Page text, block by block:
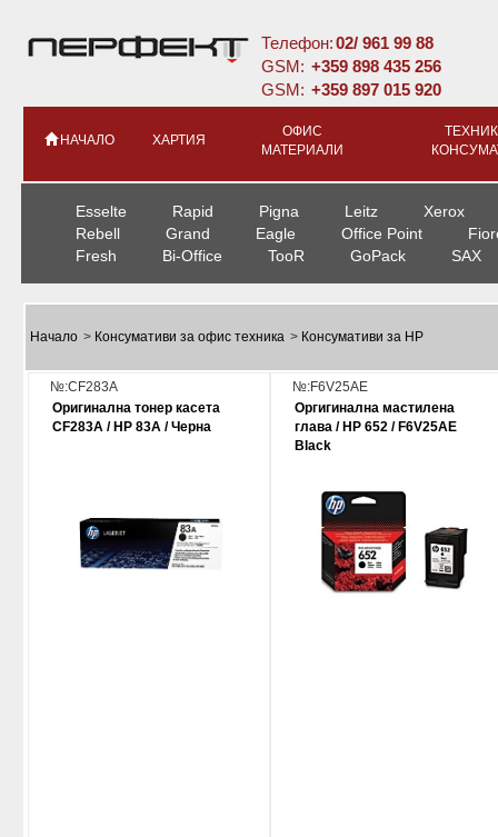
Телефон:02/ 961 99 88
GSM: +359 898 435 256
GSM: +359 897 015 920
НАЧАЛО ХАРТИЯ
ОФИС
МАТЕРИАЛИ
Esselte Rapid Pigna Leitz
Xerox
Rebell
Grand Eagle Office Point
Fresh
Bi-Office TooR GoPack SAX
Начало > Консумативи за офис техника > Консумативи за HP
№:CF283A
Оригинална тонер касета
CF283A / HP 83A / Черна
№:F6V25AE
Оргигинална мастилена
глава / HP 652 / F6V25AE
Black